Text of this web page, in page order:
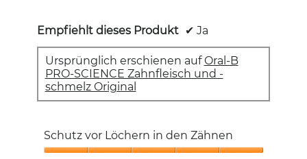
Empfiehlt dieses Produkt ✔ Ja
Ursprünglich erschienen aufOral-B
PRO-SCIENCE Zahnfleisch und -
schmelz Original
Schutz vor Löchern in den Zähnen